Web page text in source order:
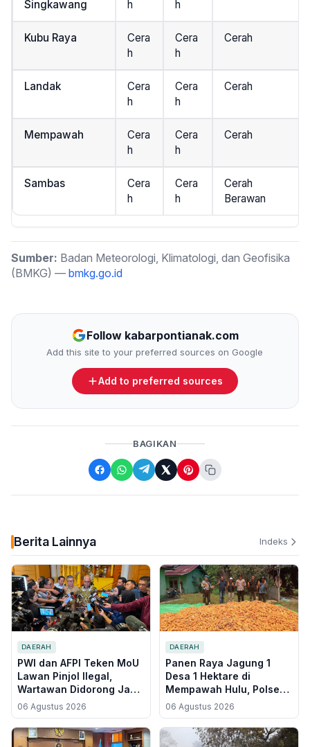
Singkawang h h
Kubu Raya
Cera
h
Cera
h
Cerah
Landak
Cera
h
Cera
h
Cerah
Mempawah
Cera
h
Cera
h
Cerah
Sambas
Cera
h
Cera
h
Cerah
Berawan
Sumber: Badan Meteorologi, Klimatologi, dan Geofisika
(BMKG) — bmkg.go.id
Follow kabarpontianak.com
Add this site to your preferred sources on Google
Add to preferred sources
BAGIKAN
Berita Lainnya Indeks
DAERAH
PWI dan AFPI Teken MoU
Lawan Pinjol Ilegal,
Wartawan Didorong Jadi
Garda Terdepan Edukasi
Publik
06 Agustus 2026
DAERAH
Panen Raya Jagung 1
Desa 1 Hektare di
Mempawah Hulu, Polsek
Siap Bantu Pemasaran
Hasil Petani
06 Agustus 2026